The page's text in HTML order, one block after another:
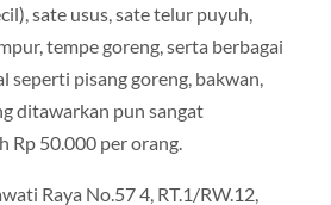
sate usus, sate telur puyuh,
tempe goreng, serta berbagai
seperti pisang goreng, bakwan,
ditawarkan pun sangat
Rp 50.000 per orang.
Raya No.57 4, RT.1/RW.12,